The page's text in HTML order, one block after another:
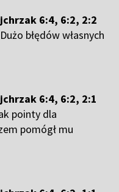
6:4, 6:2, 2:2
błędów własnych
6:4, 6:2, 2:1
pointy dla
pomógł mu